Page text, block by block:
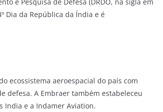
Dia da República da Índia e é
ecossistema aeroespacial do país com
defesa. A Embraer também estabeleceu
India e a Indamer Aviation.